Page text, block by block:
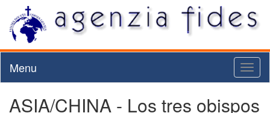
Menu
ASIA/CHINA - Los tres obispos